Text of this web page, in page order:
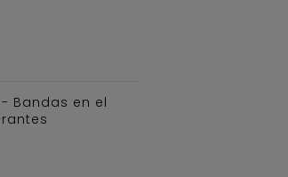
Bandas en el